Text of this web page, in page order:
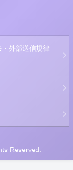
外部送信規律
Reserved.